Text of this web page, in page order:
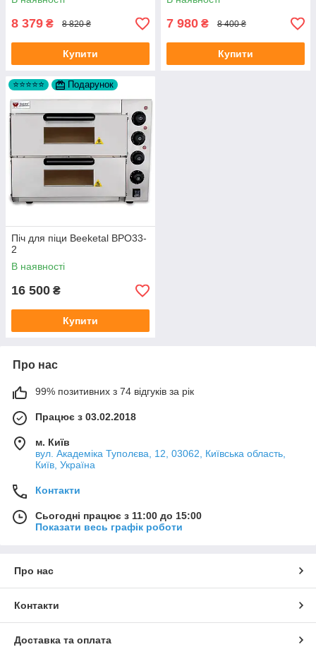
8 379 ₴ 8 820 ₴
Купити
7 980 ₴ 8 400 ₴
Купити
⭐⭐⭐⭐⭐ Подарунок
Піч для піци Beeketal BPO33-
2
В наявності
16 500 ₴
Купити
Про нас
99% позитивних з 74 відгуків за рік
Працює з 03.02.2018
м. Київ
вул. Академіка Туполєва, 12, 03062, Київська область,
Київ, Україна
Контакти
Сьогодні працює з 11:00 до 15:00
Показати весь графік роботи
Про нас
Контакти
Доставка та оплата